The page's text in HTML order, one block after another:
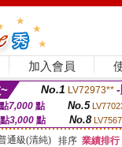
加入會員
No.1 LV72973**
7,000點 No.5
3,000 點 No.8
通級(清純) 排序 業績排行